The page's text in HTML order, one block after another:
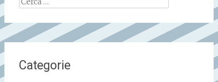
Categorie